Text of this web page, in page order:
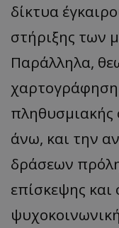
δίκτυα
στήριξης των
Παράλληλα,
πληθυσμιακής
άνω, και την
δράσεων
επίσκεψης και